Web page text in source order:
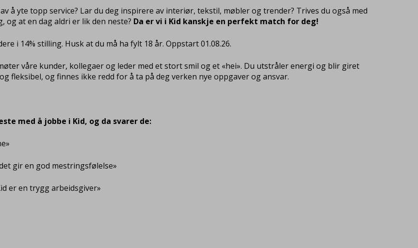
å yte topp service? Lar du deg inspirere av interiør, tekstil, møbler og trender? Trives du også med
og at en dag aldri er lik den neste? Da er vi i Kid kanskje en perfekt match for deg!
i 14% stilling. Husk at du må ha fylt 18 år. Oppstart 01.08.26.
våre kunder, kollegaer og leder med et stort smil og et «hei». Du utstråler energi og blir giret
fleksibel, og finnes ikke redd for å ta på deg verken nye oppgaver og ansvar.
med å jobbe i Kid, og da svarer de:
gir en god mestringsfølelse»
er en trygg arbeidsgiver»